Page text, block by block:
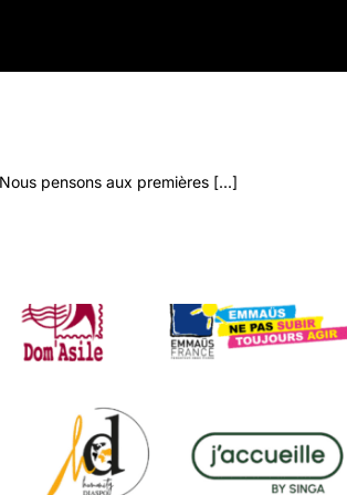
pensons aux premières [...]